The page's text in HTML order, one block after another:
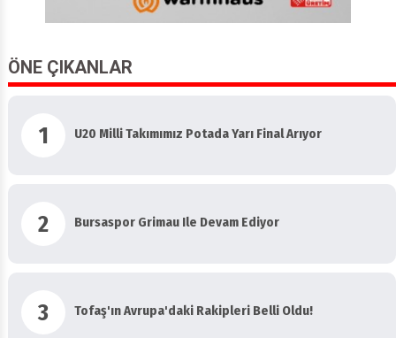
ÖNE ÇIKANLAR
1 U20 Milli Takımımız Potada Yarı Final Arıyor
2 Bursaspor Grimau Ile Devam Ediyor
3 Tofaş'ın Avrupa'daki Rakipleri Belli Oldu!